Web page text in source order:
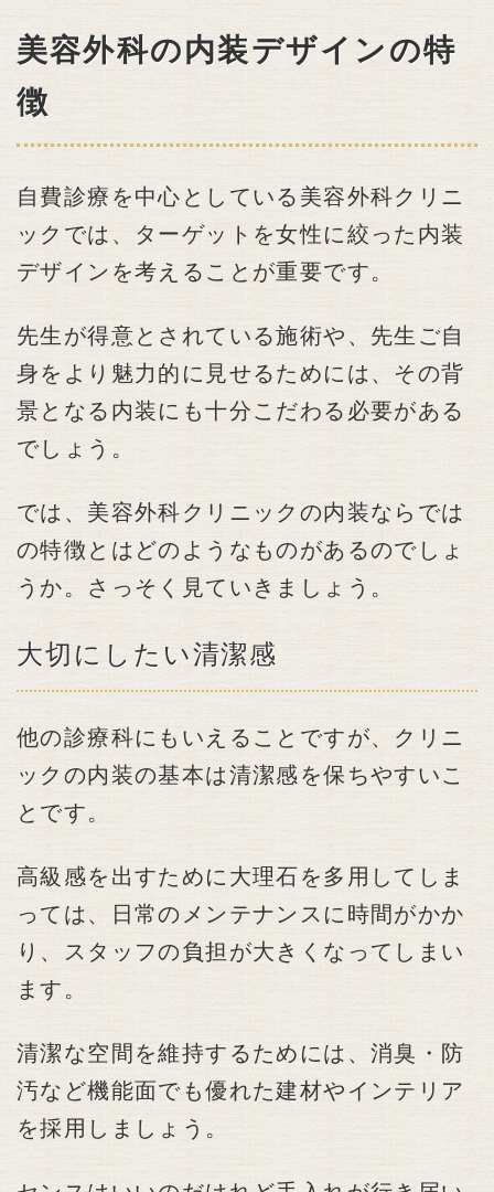
美容外科の内装デザインの特
徴
自費診療を中心としている美容外科クリニ
ックでは、ターゲットを女性に絞った内装
デザインを考えることが重要です。
先生が得意とされている施術や、先生ご自
身をより魅力的に見せるためには、その背
景となる内装にも十分こだわる必要がある
でしょう。
では、美容外科クリニックの内装ならでは
の特徴とはどのようなものがあるのでしょ
うか。さっそく見ていきましょう。
大切にしたい清潔感
他の診療科にもいえることですが、クリニ
ックの内装の基本は清潔感を保ちやすいこ
とです。
高級感を出すために大理石を多用してしま
っては、日常のメンテナンスに時間がかか
り、スタッフの負担が大きくなってしまい
ます。
清潔な空間を維持するためには、消臭・防
汚など機能面でも優れた建材やインテリア
を採用しましょう。